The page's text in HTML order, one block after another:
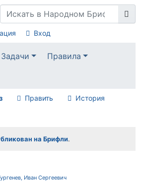
Вход
Задачи
Правила
Править История
на Брифли.
Иван Сергеевич